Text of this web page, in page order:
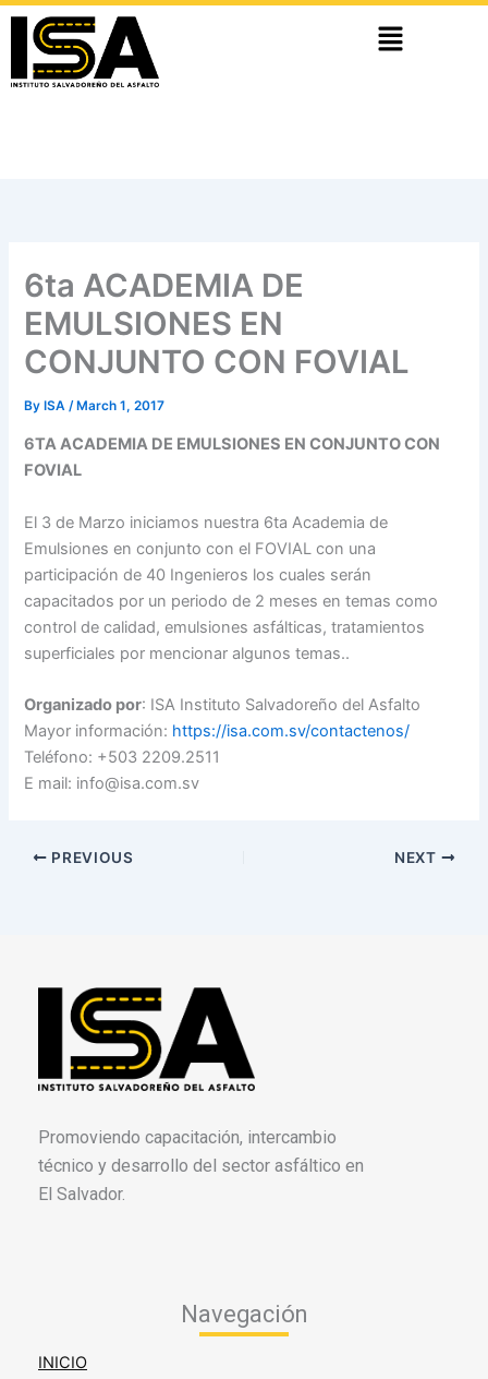
Skip
content
Menu
6ta ACADEMIA DE
EMULSIONES EN
CONJUNTO CON FOVIAL
ByISA/March 1, 2017
6TA ACADEMIA DE EMULSIONES EN CONJUNTO CON
FOVIAL
El 3 de Marzo iniciamos nuestra 6ta Academia de
Emulsiones en conjunto con el FOVIAL con una
participación de 40 Ingenieros los cuales serán
capacitados por un periodo de 2 meses en temas como
control de calidad, emulsiones asfálticas, tratamientos
superficiales por mencionar algunos temas..
Organizado por: ISA Instituto Salvadoreño del Asfalto
Mayor información: https://isa.com.sv/contactenos/
Teléfono: +503 2209.2511
E mail: info@isa.com.sv
PREVIOUS NEXT
Promoviendo capacitación, intercambio
técnico y desarrollo del sector asfáltico en
El Salvador.
Navegación
INICIO